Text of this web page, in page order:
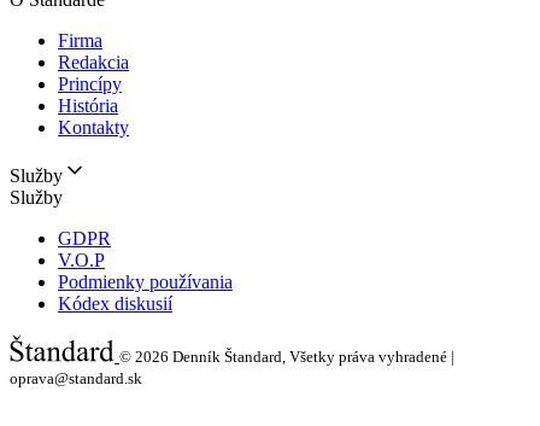
Firma
Redakcia
Princípy
História
Kontakty
Služby
Služby
GDPR
V.O.P
Podmienky používania
Kódex diskusií
© 2026 Denník Štandard, Všetky práva vyhradené |
oprava@standard.sk